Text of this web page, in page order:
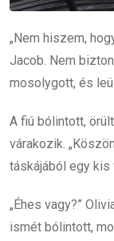
„Nem hiszem,
Jacob. Nem
mosolygott, és
A fiú bólintott,
várakozik.
táskájából egy kis
„Éhes vagy?”
ismét bólintott,